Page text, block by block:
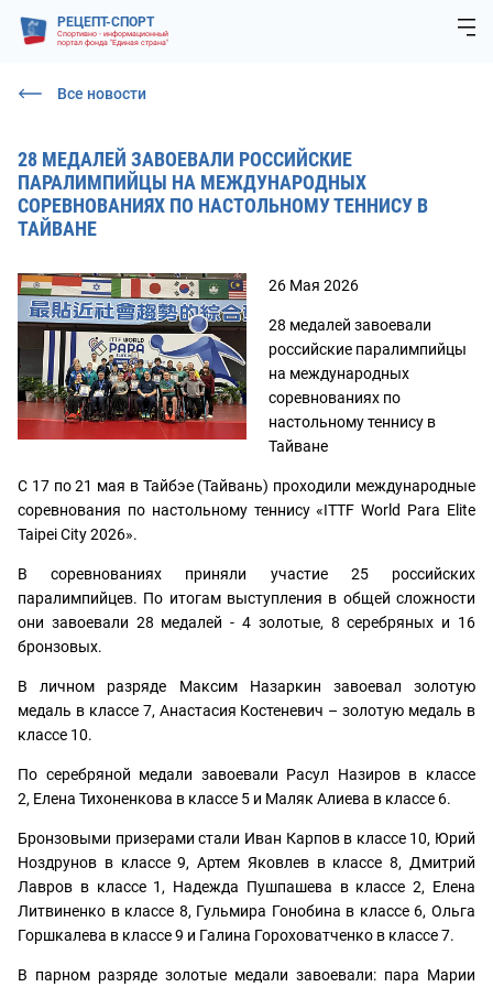
РЕЦЕПТ-СПОРТ
Спортивно - информационный
портал фонда "Единая страна"
Все новости
28 МЕДАЛЕЙ ЗАВОЕВАЛИ РОССИЙСКИЕ
ПАРАЛИМПИЙЦЫ НА МЕЖДУНАРОДНЫХ
СОРЕВНОВАНИЯХ ПО НАСТОЛЬНОМУ ТЕННИСУ В
ТАЙВАНЕ
26 Мая 2026
28 медалей завоевали
российские паралимпийцы
на международных
соревнованиях по
настольному теннису в
Тайване
С 17 по 21 мая в Тайбэе (Тайвань) проходили международные
соревнования по настольному теннису «ITTF World Para Elite
Taipei City 2026».
В соревнованиях приняли участие 25 российских
паралимпийцев. По итогам выступления в общей сложности
они завоевали 28 медалей - 4 золотые, 8 серебряных и 16
бронзовых.
В личном разряде Максим Назаркин завоевал золотую
медаль в классе 7, Анастасия Костеневич – золотую медаль в
классе 10.
По серебряной медали завоевали Расул Назиров в классе
2, Елена Тихоненкова в классе 5 и Маляк Алиева в классе 6.
Бронзовыми призерами стали Иван Карпов в классе 10, Юрий
Ноздрунов в классе 9, Артем Яковлев в классе 8, Дмитрий
Лавров в классе 1, Надежда Пушпашева в классе 2, Елена
Литвиненко в классе 8, Гульмира Гонобина в классе 6, Ольга
Горшкалева в классе 9 и Галина Гороховатченко в классе 7.
В парном разряде золотые медали завоевали: пара Марии